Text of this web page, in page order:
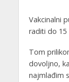
Vakcinalni
raditi do 15
Tom
dovoljno,
najmlađim